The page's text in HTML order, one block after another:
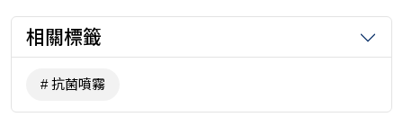
相關標籤
抗菌噴霧